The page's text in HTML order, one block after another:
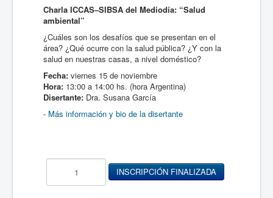
Charla ICCAS–SIBSA del Mediodía: “Salud
ambiental”
¿Cuáles son los desafíos que se presentan en el
área? ¿Qué ocurre con la salud pública? ¿Y con la
salud en nuestras casas, a nivel doméstico?
Fecha: viernes 15 de noviembre
Hora: 13:00 a 14:00 hs. (hora Argentina)
Disertante: Dra. Susana García
- Más información y bio de la disertante